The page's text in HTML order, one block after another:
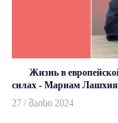
Жизнь в
силах - Мариам Лашхия
27 / მაისი 2024